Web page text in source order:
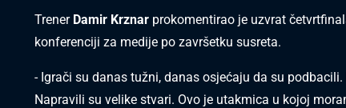
Trener Damir Krznar prokomentirao je uzvrat
konferenciji za medije po završetku susreta.
- Igrači su danas tužni, danas osjećaju da su
Napravili su velike stvari. Ovo je utakmica u kojoj